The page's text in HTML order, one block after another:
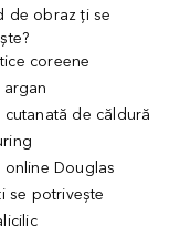
de obraz ți se
coreene
argan
cutanată de căldură
online Douglas
se potrivește